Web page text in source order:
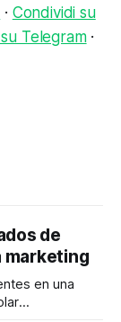
· Condividi su
su Telegram·
de
marketing
en una